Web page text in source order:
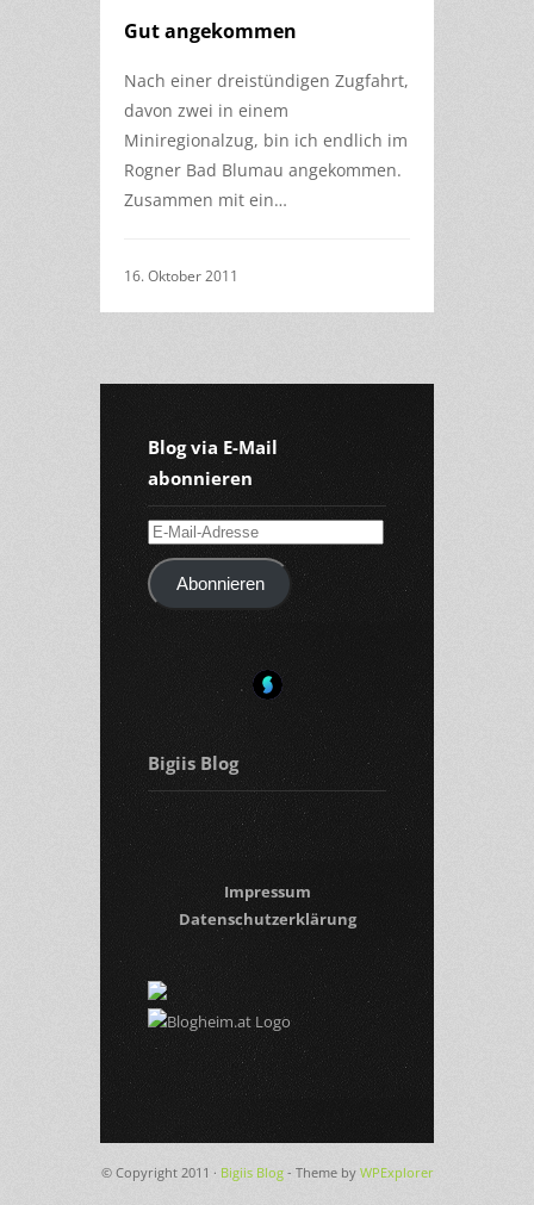
Gut angekommen
Nach einer dreistündigen Zugfahrt,
davon zwei in einem
Miniregionalzug, bin ich endlich im
Rogner Bad Blumau angekommen.
Zusammen mit ein…
16. Oktober 2011
Blog via E-Mail
abonnieren
E-
Mail-
AdresseAbonnieren
Bigiis Blog
Impressum
Datenschutzerklärung
© Copyright 2011 · Bigiis Blog- Theme by WPExplorer